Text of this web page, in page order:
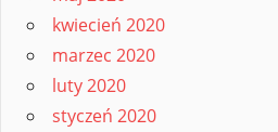
kwiecień 2020
marzec 2020
luty 2020
styczeń 2020